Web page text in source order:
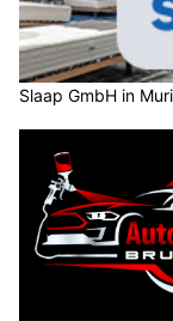
Slaap GmbH in